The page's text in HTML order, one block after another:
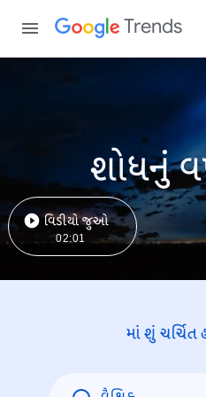
Trends
શોધનું
વિડીયો જુઓ
02:01
માં શું